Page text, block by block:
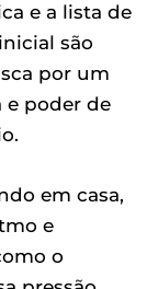
e a lista de
são
por um
e poder de
em casa,
e
o